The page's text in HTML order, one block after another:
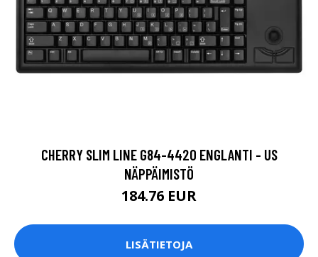
CHERRY SLIM LINE G84-4420 ENGLANTI - US
NÄPPÄIMISTÖ
184.76 EUR
LISÄTIETOJA